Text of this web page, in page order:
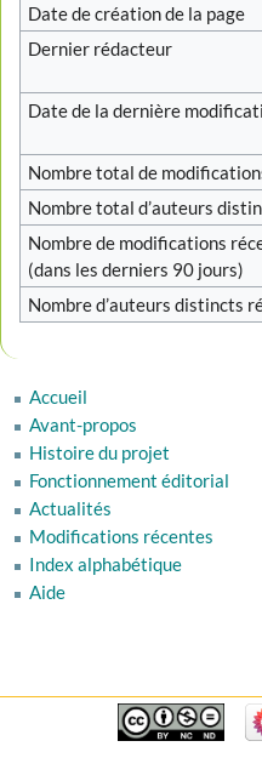
Date de création de la page
Dernier rédacteur
Date de la dernière
Nombre total de
Nombre total d’auteurs
Nombre de modifications
(dans les derniers 90 jours)
Nombre d’auteurs distincts
Accueil
Avant-propos
Histoire du projet
Fonctionnement éditorial
Actualités
Modifications récentes
Index alphabétique
Aide